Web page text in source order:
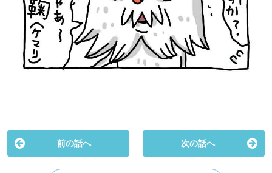
前の話へ 次の話へ